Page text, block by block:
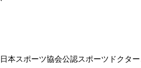
本スポーツ協会公認スポーツドクター